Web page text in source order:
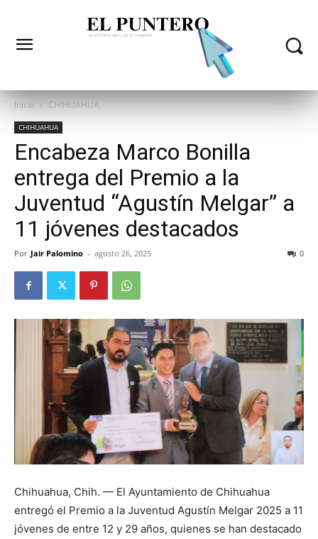
Inicio CHIHUAHUA
CHIHUAHUA
Encabeza Marco Bonilla
entrega del Premio a la
Juventud “Agustín Melgar” a
11 jóvenes destacados
Por Jair Palomino - agosto 26, 2025 0
Chihuahua, Chih. — El Ayuntamiento de Chihuahua
entregó el Premio a la Juventud Agustín Melgar 2025 a 11
jóvenes de entre 12 y 29 años, quienes se han destacado